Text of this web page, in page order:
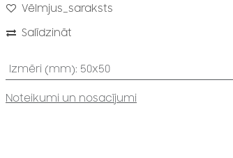
Vēlmjus_saraksts
Salīdzināt
Izmēri (mm): 50x50
Noteikumi un nosacījumi